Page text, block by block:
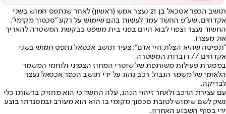
תושב הכפר אסכאל בן 21 נעצר אמש (ראשון) לאחר שנתפס חמוש בשני
אקדחים, שע"פ החשד עמד לעשות בהם שימוש על רקע "סכסוך מקומי".
החשוד נעצר וצפוי לבוא היום בפני בית משפט בבקשת המשטרה להאריך
את מעצרו.
"תפיסה שהיא הצלת חיי אדם": צעיר תושב אכסאל נתפס חמוש בשני
אקדחים // דוברות המשטרה
במסגרת פעילות משותפת של שוטרי המחוז הצפוני ולוחמי המשמר
הלאומי של משמר הגבול, רכב נהוג על ידי תושב הכפר אכסאל נעצר
לבדיקה.
עם עצירת הרכב ולאחר זיהוי הנהג, עלה החשד כי הוא מחזיק ברשותו כלי
נשק לשם שימוש לטובת סכסוך מקומי בו הוא הוא מעורב ובמסגרתו בוצע
ירי בסוף השבוע האחרון.